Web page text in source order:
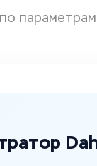
параметрам